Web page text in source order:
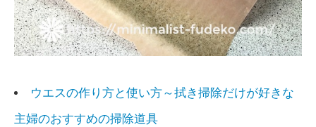
ウエスの作り方と使い方～拭き掃除だけが好きな
主婦のおすすめの掃除道具